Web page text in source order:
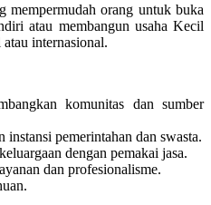
mempermudah orang untuk buka
atau membangun usaha Kecil
internasional.
komunitas dan sumber
pemerintahan dan swasta.
dengan pemakai jasa.
dan profesionalisme.